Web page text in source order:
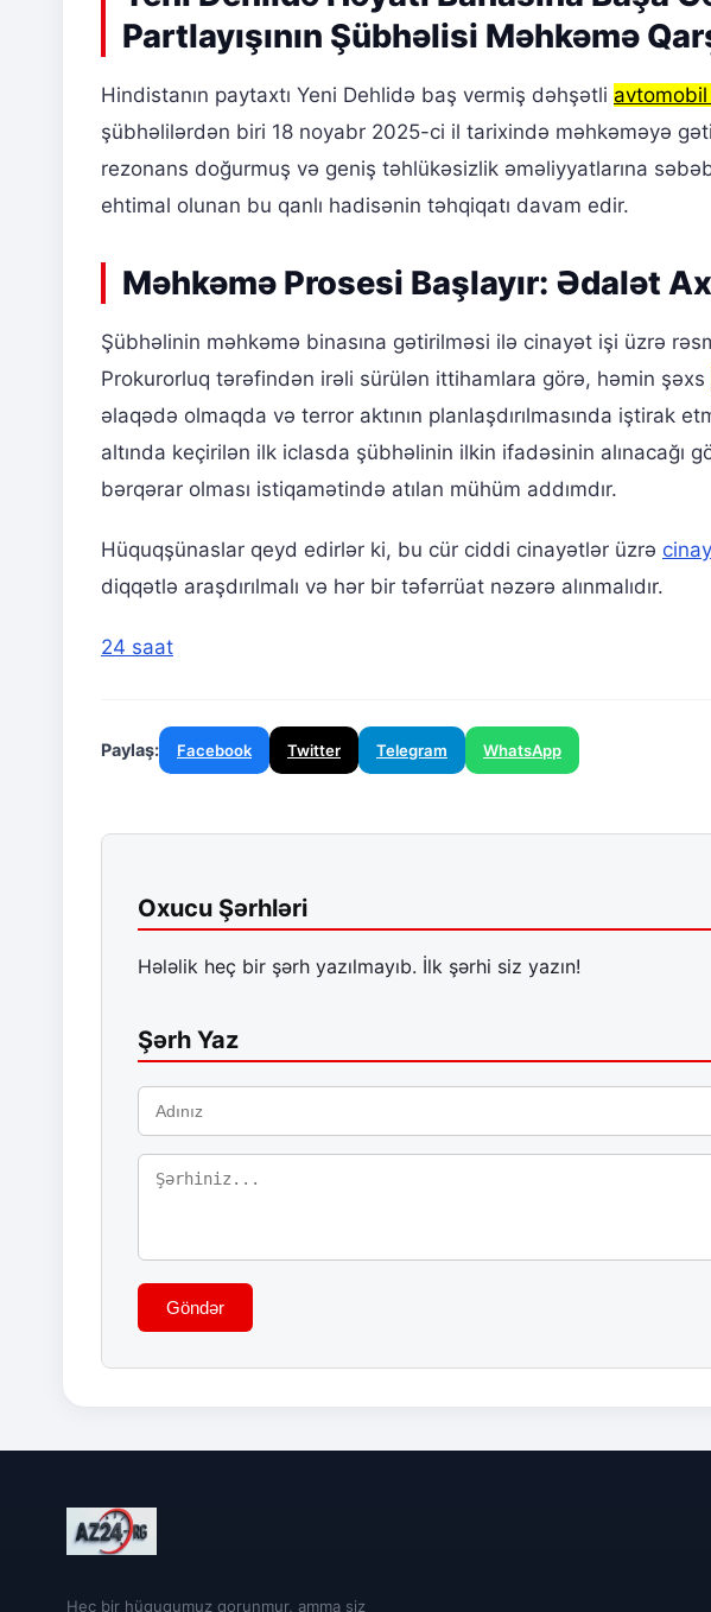
Partlayışının Şübhəlisi Məhkəmə
Hindistanın paytaxtı Yeni Dehlidə baş vermiş dəhşətli avtomobil
şübhəlilərdən biri 18 noyabr 2025-ci il tarixində məhkəməyə
rezonans doğurmuş və geniş təhlükəsizlik əməliyyatlarına
ehtimal olunan bu qanlı hadisənin təhqiqatı davam edir.
Məhkəmə Prosesi Başlayır: Ədalət
Şübhəlinin məhkəmə binasına gətirilməsi ilə cinayət işi üzrə
Prokurorluq tərəfindən irəli sürülən ittihamlara görə, həmin şəxs
əlaqədə olmaqda və terror aktının planlaşdırılmasında iştirak
altında keçirilən ilk iclasda şübhəlinin ilkin ifadəsinin alınacağı
bərqərar olması istiqamətində atılan mühüm addımdır.
Hüquqşünaslar qeyd edirlər ki, bu cür ciddi cinayətlər üzrə
diqqətlə araşdırılmalı və hər bir təfərrüat nəzərə alınmalıdır.
24 saat
Paylaş: Facebook Twitter Telegram WhatsApp
Oxucu Şərhləri
Hələlik heç bir şərh yazılmayıb. İlk şərhi siz yazın!
Şərh Yaz
Göndər
Heç bir hüququmuz qorunmur, amma siz